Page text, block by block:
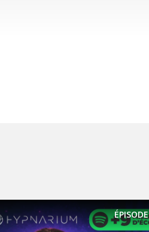
réserver une séance pour qu'on
aille plus loin ensemble : ÉPISODE